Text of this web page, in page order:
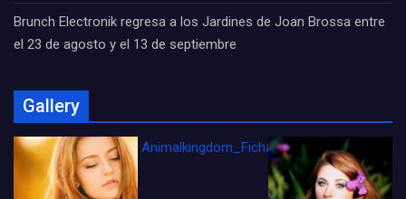
Brunch Electronik regresa a los Jardines de Joan Brossa entre
el 23 de agosto y el 13 de septiembre
Gallery
Animalkingdom_FichaCine